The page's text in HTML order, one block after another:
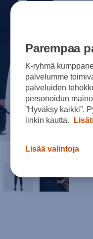
Parempaa
K-ryhmä
palvelumme
palveluiden
personoidun
”Hyväksy kaikki”.
linkin kautta.
Lisää valintoja